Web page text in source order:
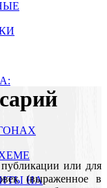
НА
или для
(выраженное в